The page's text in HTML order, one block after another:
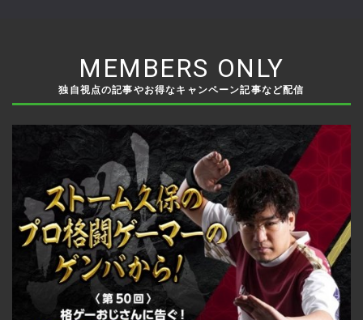
MEMBERS ONLY
独自視点の記事やお得なキャンペーン記事など配信